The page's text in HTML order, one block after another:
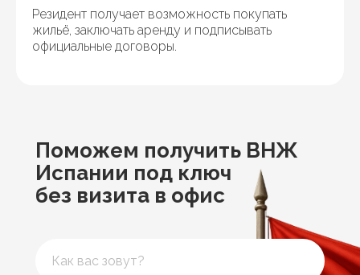
Резидент получает возможность покупать
жильё, заключать аренду и подписывать
официальные договоры.
Поможем получить ВНЖ
Испании под ключ
без визита в офис